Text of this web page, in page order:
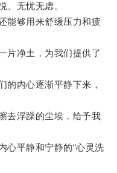
无忧无虑。
够用来舒缓压力和疲
净土，为我们提供了
内心逐渐平静下来，
浮躁的尘埃，给予我
平静和宁静的“心灵洗